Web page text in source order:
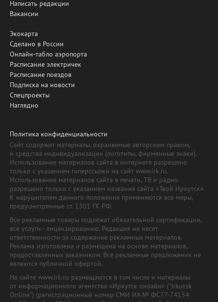
Написать редакции
Вакансии
Экокарта
Сделано в России
Онлайн-табло аэропорта
Расписание электричек
Расписание поездов
Подписка на новости
Спецпроекты
Наглядно
Политика конфиденциальности
Сайт содержит материалы, охраняемые авторским правом,
и средства индивидуализации (логотипы, фирменные знаки).
Использование материалов сайта в интернете разрешено
только с указанием гиперссылки на сайт www.irk.ru.
Использование материалов сайта в печати, ТВ и радио
разрешено только с указанием названия сайта «Твой Иркутск».
К нарушителям данного положения применяются все меры,
предусмотренные ст. 1301 ГК РФ.
Все рекламные товары подлежат обязательной сертификации,
все услуги - лицензированию. Редакция не несет
ответственности за содержание рекламных материалов.
Реклама изготовлена и размещена на основе материалов,
предоставленных заказчиком. Все рекламные предложения не
являются публичной офертой.
На сайте www.irk.ru размещаются в том числе и материалы
от информационного агентства «Иркутск онлайн» ("Irkutsk
Online") (регистрационный номер СМИ ИА № ФС77-74154